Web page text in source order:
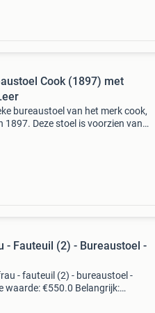
Cook (1897) met
bureaustoel van het merk cook,
1897. Deze stoel is voorzien van
- Fauteuil (2) - Bureaustoel -
- fauteuil (2) - bureaustoel -
waarde: €550.0 Belangrijk: